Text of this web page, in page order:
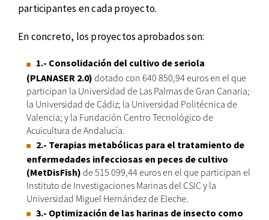
participantes en cada proyecto.
En concreto, los proyectos aprobados son:
1.- Consolidación del cultivo de seriola
(PLANASER 2.0) dotado con 640 850,94 euros en el que
participan la Universidad de Las Palmas de Gran Canaria;
la Universidad de Cádiz; la Universidad Politécnica de
Valencia; y la Fundación Centro Tecnológico de
Acuicultura de Andalucía.
2.- Terapias metabólicas para el tratamiento de
enfermedades infecciosas en peces de cultivo
(MetDisFish) de 515 099,44 euros en el que participan el
Instituto de Investigaciones Marinas del CSIC y la
Universidad Miguel Hernández de Eleche.
3.- Optimización de las harinas de insecto como